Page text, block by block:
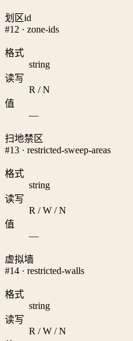
划区id
#12 · zone-ids
格式
string
读写
R / N
值
—
扫地禁区
#13 · restricted-sweep-areas
格式
string
读写
R / W / N
值
—
虚拟墙
#14 · restricted-walls
格式
string
读写
R / W / N